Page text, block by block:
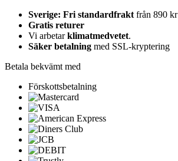
Sverige: Fri standardfrakt från 890 kr
Gratis returer
Vi arbetarklimatmedvetet.
Säker betalning med SSL-kryptering
Betala bekvämt med
Förskottsbetalning